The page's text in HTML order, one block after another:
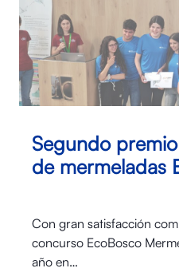
Segundo
de mermeladas
Con gran satisfacción
concurso EcoBosco
año en…